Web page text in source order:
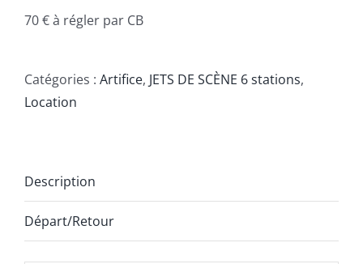
70 € à régler par CB
Catégories : Artifice, JETS DE SCÈNE 6 stations,
Location
Description
Départ/Retour